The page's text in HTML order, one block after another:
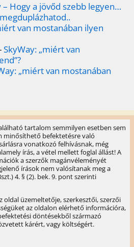
– Hogy a jövőd szebb legyen…
van mostanában ilyen
SkyWay: „miért van
„miért van mostanában
tartalom semmilyen esetben sem
minősíthető befektetésre való
vonatkozó felhívásnak, még
írás, a vétel mellett foglal állást! A
a szerzők magánvéleményét
írások nem valósítanak meg a
4. § (2). bek. 9. pont szerinti
üzemeltetője, szerkesztői, szerzői
az oldalon elérhető információra,
döntésekből származó
kárért, vagy költségért.